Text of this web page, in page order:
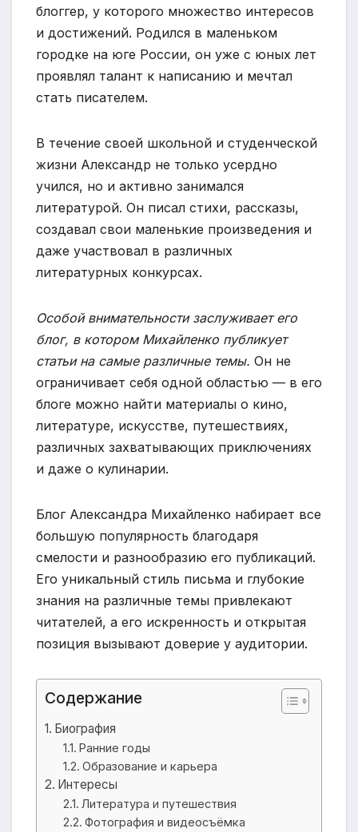
блоггер, у которого множество интересов
и достижений. Родился в маленьком
городке на юге России, он уже с юных лет
проявлял талант к написанию и мечтал
стать писателем.
В течение своей школьной и студенческой
жизни Александр не только усердно
учился, но и активно занимался
литературой. Он писал стихи, рассказы,
создавал свои маленькие произведения и
даже участвовал в различных
литературных конкурсах.
Особой внимательности заслуживает его
блог, в котором Михайленко публикует
статьи на самые различные темы. Он не
ограничивает себя одной областью — в его
блоге можно найти материалы о кино,
литературе, искусстве, путешествиях,
различных захватывающих приключениях
и даже о кулинарии.
Блог Александра Михайленко набирает все
большую популярность благодаря
смелости и разнообразию его публикаций.
Его уникальный стиль письма и глубокие
знания на различные темы привлекают
читателей, а его искренность и открытая
позиция вызывают доверие у аудитории.
Содержание
Биография
Ранние годы
Образование и карьера
Интересы
Литература и путешествия
Фотография и видеосъёмка